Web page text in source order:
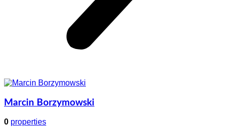
Marcin Borzymowski
0 properties